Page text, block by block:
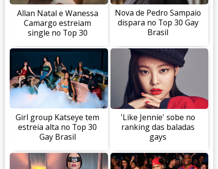
Allan Natal e Wanessa
Camargo estreiam
single no Top 30
Nova de Pedro Sampaio
dispara no Top 30 Gay
Brasil
Girl group Katseye tem
estreia alta no Top 30
Gay Brasil
'Like Jennie' sobe no
ranking das baladas
gays